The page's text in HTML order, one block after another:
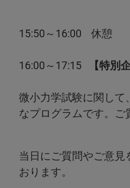
アプリケ
15:50～16:00 休憩
16:00～17:15 【特別
微小力学試験に関して
なプログラムです。ご
当日にご質問やご意
おります。